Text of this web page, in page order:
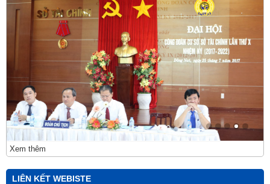
Xem thêm
LIÊN KẾT WEBISTE